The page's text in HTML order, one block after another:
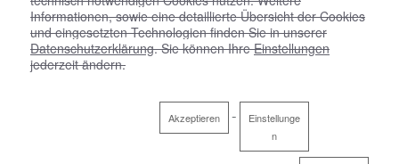
Informationen, sowie eine detaillierte Übersicht der Cookies
und eingesetzten Technologien finden Sie in unserer
Datenschutzerklärung. Sie können IhreEinstellungen
jederzeit ändern.
Akzeptieren
Einstellunge
n